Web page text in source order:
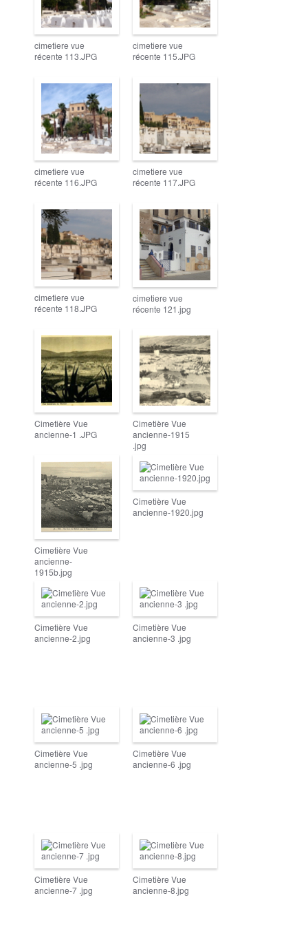
cimetiere vue
récente 113.JPG
cimetiere vue
récente 115.JPG
cimetiere vue
récente 116.JPG
cimetiere vue
récente 117.JPG
cimetiere vue
récente 118.JPG
cimetiere vue
récente 121.jpg
Cimetière Vue
ancienne-1 .JPG
Cimetière Vue
ancienne-1915
.jpg
Cimetière Vue
ancienne-
1915b.jpg
Cimetière Vue
ancienne-1920.jpg
Cimetière Vue
ancienne-2.jpg
Cimetière Vue
ancienne-3 .jpg
Cimetière Vue
ancienne-5 .jpg
Cimetière Vue
ancienne-6 .jpg
Cimetière Vue
ancienne-7 .jpg
Cimetière Vue
ancienne-8.jpg